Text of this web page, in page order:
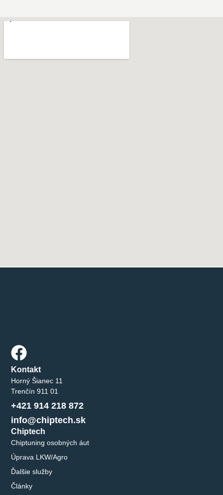
Chiptech
Chiptuning osobných áut
Úprava LKW/Agro
Ďalšie služby
Články
Kontakt
Horný Šianec 11
Trenčín 911 01
+421 914 218 872
info@chiptech.sk